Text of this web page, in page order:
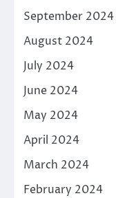
September 2024
August 2024
July 2024
June 2024
May 2024
April 2024
March 2024
February 2024